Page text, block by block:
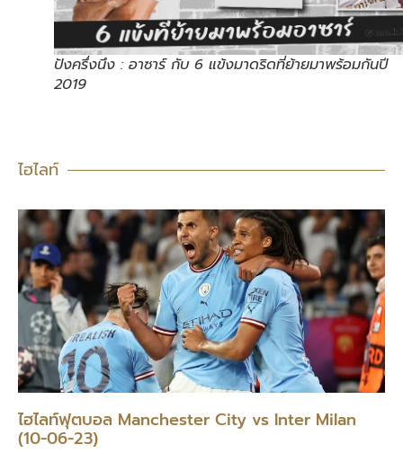
ปังครึ่งนึง : อาซาร์ กับ 6 แข้งมาดริดที่ย้ายมาพร้อมกันปี
2019
ไฮไลท์
ไฮไลท์ฟุตบอล Manchester City vs Inter Milan
(10-06-23)